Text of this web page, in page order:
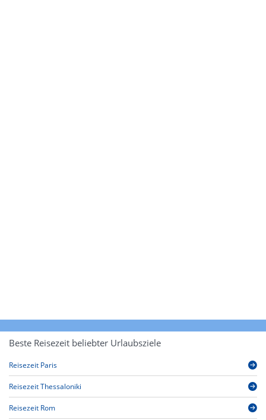
Beste Reisezeit beliebter Urlaubsziele
Reisezeit Paris
Reisezeit Thessaloniki
Reisezeit Rom